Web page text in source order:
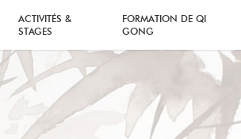
ACTIVITÉS &
STAGES
FORMATION DE QI
GONG